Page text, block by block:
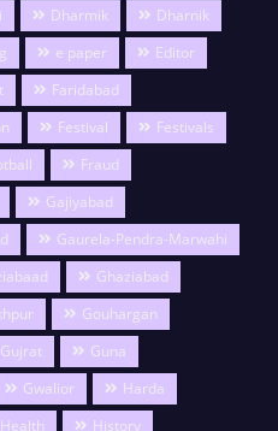
Dharmik
Dharnik
e paper
Editor
Faridabad
Festival
Festivals
Fraud
Gajiyabad
Gaurela-Pendra-Marwahi
Ghaziabad
Gouhargan
Gujrat
Guna
Gwalior
Harda
Health
History